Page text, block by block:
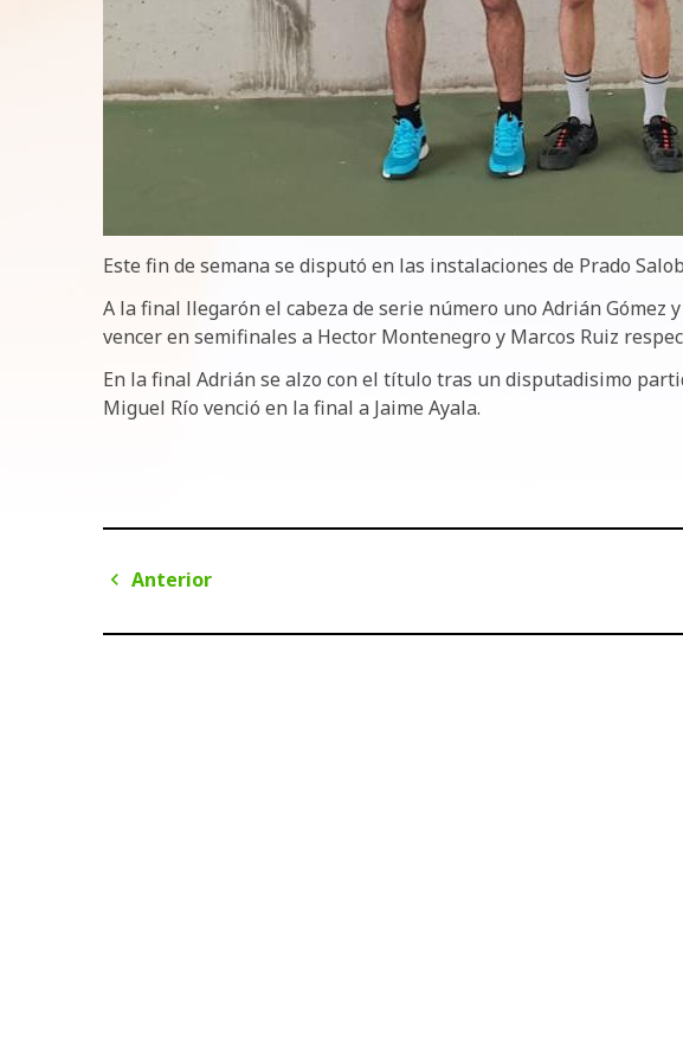
Este fin de semana se disputó en las instalaciones de Prado
A la final llegarón el cabeza de serie número uno Adrián Gómez
vencer en semifinales a Hector Montenegro y Marcos Ruiz
En la final Adrián se alzo con el título tras un disputadisimo
Miguel Río venció en la final a Jaime Ayala.
Navegación
de
Anterior